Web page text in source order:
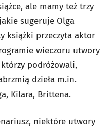
ale mamy też trzy
sugeruje Olga
książki przeczyta aktor
wieczoru utwory
podróżowali,
dzieła m.in.
Kilara, Brittena.
niektóre utwory